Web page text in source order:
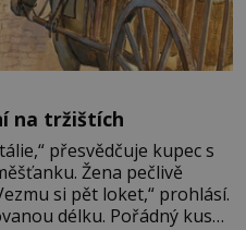
na tržištích
přesvědčuje kupec s
Žena pečlivě
si pět loket,“ prohlásí.
délku. Pořádný kus